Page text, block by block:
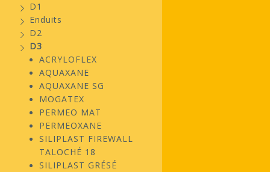
D1
Enduits
D2
D3
ACRYLOFLEX
AQUAXANE
AQUAXANE SG
MOGATEX
PERMEO MAT
PERMEOXANE
SILIPLAST FIREWALL
TALOCHÉ 18
SILIPLAST GRÉSÉ